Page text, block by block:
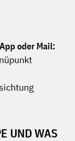
oder Mail:
UND WAS